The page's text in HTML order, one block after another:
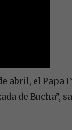
abril, el Papa
de Bucha”,